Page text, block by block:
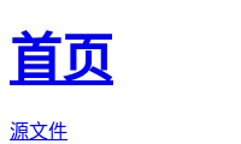
首页
源文件